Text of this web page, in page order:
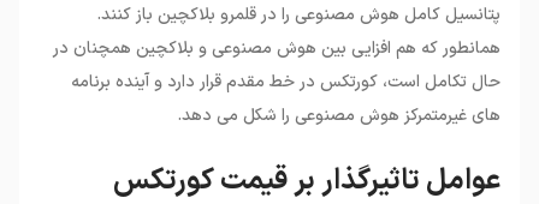
پتانسیل کامل هوش مصنوعی را در قلمرو بلاکچین باز کنند.
همانطور که هم افزایی بین هوش مصنوعی و بلاکچین همچنان در
حال تکامل است، کورتکس در خط مقدم قرار دارد و آینده برنامه
های غیرمتمرکز هوش مصنوعی را شکل می دهد.
عوامل تاثیرگذار بر قیمت کورتکس